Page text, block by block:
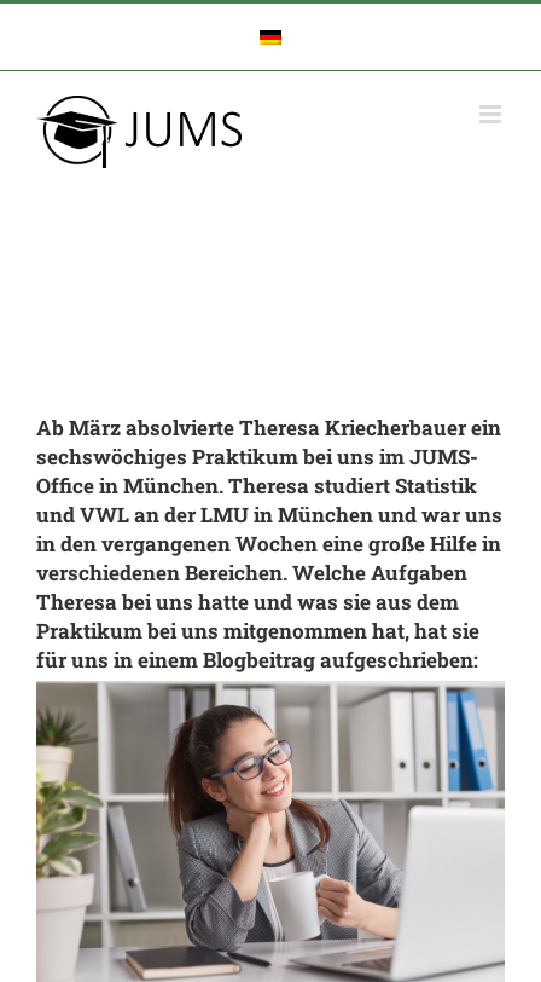
Zum
springen
Ab März absolvierte Theresa Kriecherbauer ein
sechswöchiges Praktikum bei uns im JUMS-
Office in München. Theresa studiert Statistik
und VWL an der LMU in München und war uns
in den vergangenen Wochen eine große Hilfe in
verschiedenen Bereichen. Welche Aufgaben
Theresa bei uns hatte und was sie aus dem
Praktikum bei uns mitgenommen hat, hat sie
für uns in einem Blogbeitrag aufgeschrieben: